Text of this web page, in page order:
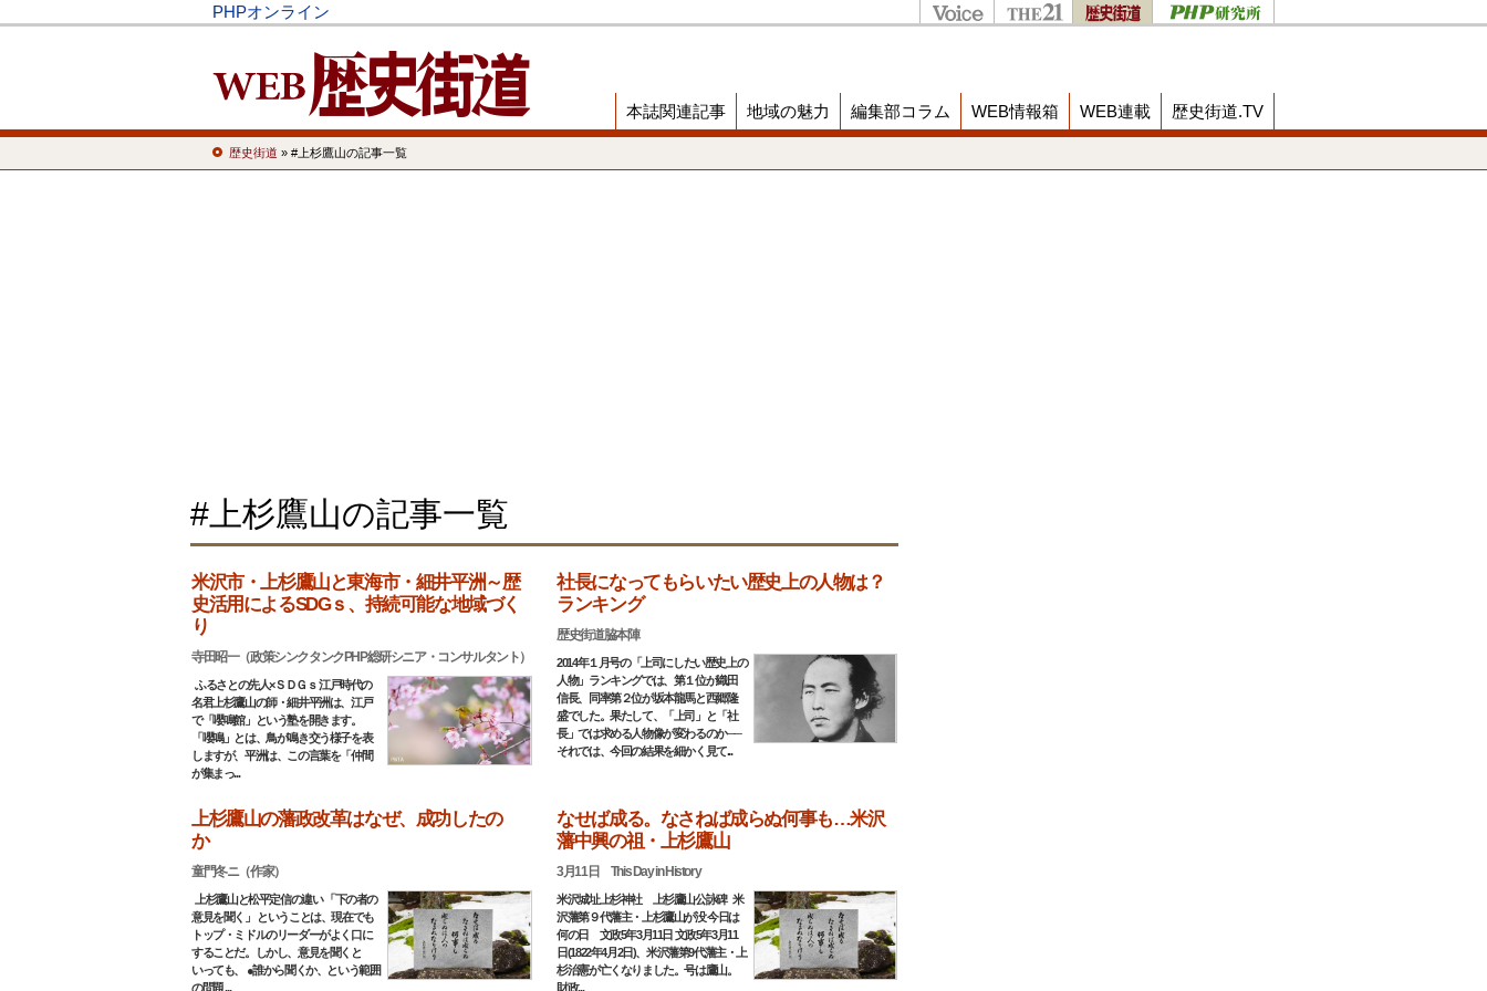
PHPオンライン
本誌関連記事 地域の魅力 編集部コラム WEB情報箱 WEB連載 歴史街道.TV
歴史街道 » #上杉鷹山の記事一覧
#上杉鷹山の記事一覧
米沢市・上杉鷹山と東海市・細井平洲～歴
史活用によるSDGｓ、持続可能な地域づく
り
寺田昭一（政策シンクタンクPHP総研シニア・コンサルタント）
ふるさとの先人×ＳＤＧｓ 江戸時代の
名君上杉鷹山の師・細井平洲は、江戸
で「嚶鳴館」という塾を開きます。
「嚶鳴」とは、鳥が鳴き交う様子を表
しますが、平洲は、この言葉を「仲間
が集まっ...
社長になってもらいたい歴史上の人物は？
ランキング
歴史街道脇本陣
2014年１月号の「上司にしたい歴史上の
人物」ランキングでは、第１位が織田
信長、同率第２位が坂本龍馬と西郷隆
盛でした。果たして、「上司」と「社
長」では求める人物像が変わるのか──
それでは、今回の結果を細かく見て...
上杉鷹山の藩政改革はなぜ、成功したの
か
童門冬ニ（作家）
上杉鷹山と松平定信の違い 「下の者の
意見を聞く」 ということは、現在でも
トップ・ミドルのリーダーがよく口に
することだ。しかし、意見を聞くと
いっても、 ●誰から聞くか、という範囲
の問題 ...
なせば成る。なさねば成らぬ何事も…米沢
藩中興の祖・上杉鷹山
3月11日 This Day in History
米沢城址上杉神社 上杉鷹山公詠碑 米
沢藩第９代藩主・上杉鷹山が没 今日は
何の日 文政5年3月11日 文政5年3月11
日(1822年4月2日)、米沢藩第9代藩主・上
杉治憲が亡くなりました。号は鷹山。
財政...